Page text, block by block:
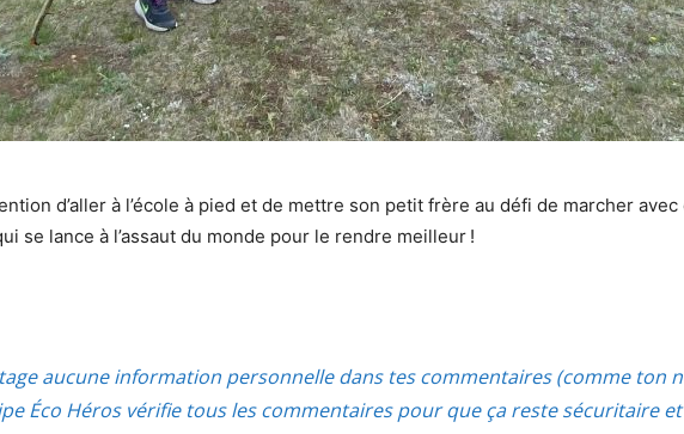
d’aller à l’école à pied et de mettre son petit frère au défi de marcher
se lance à l’assaut du monde pour le rendre meilleur !
aucune information personnelle dans tes commentaires (comme ton
Éco Héros vérifie tous les commentaires pour que ça reste sécuritaire